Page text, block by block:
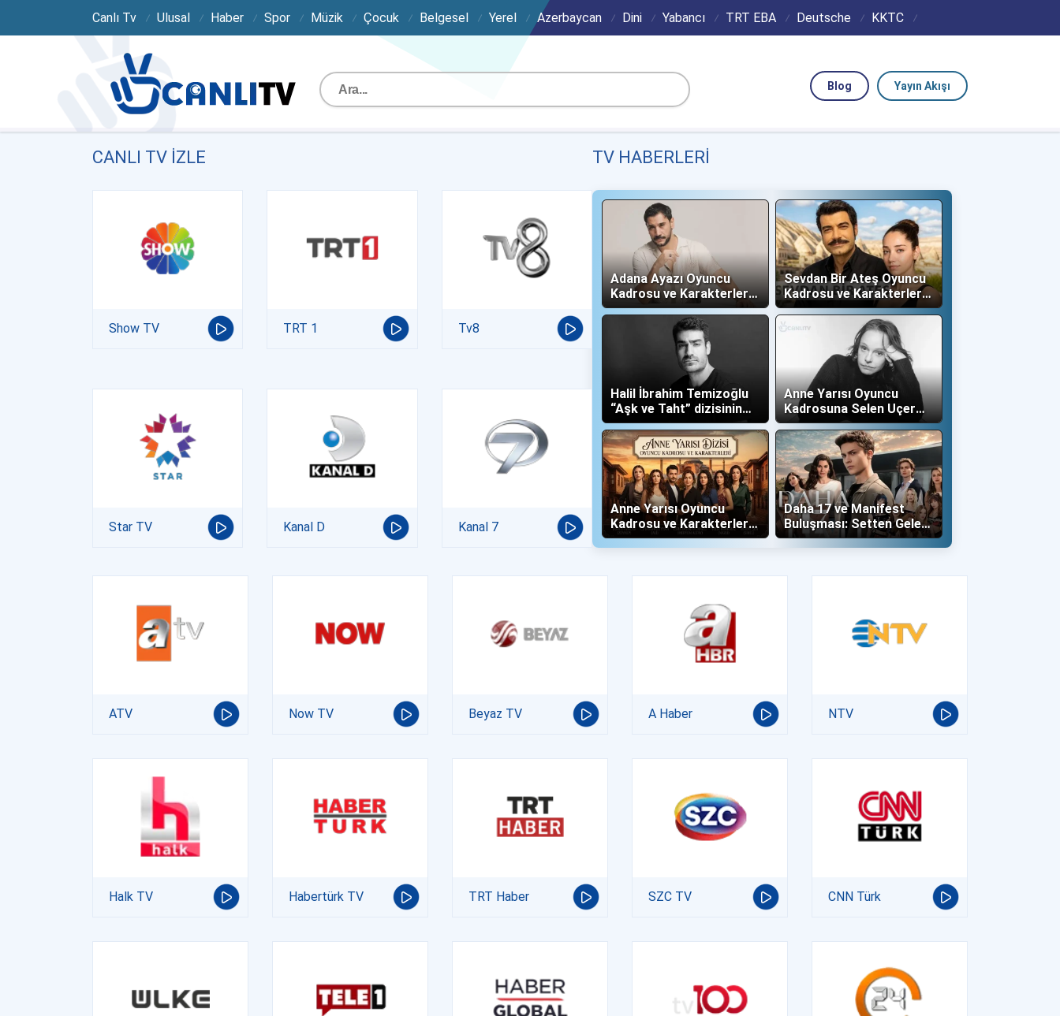
Canlı Tv Ulusal Haber Spor Müzik Çocuk Belgesel Yerel Azerbaycan Dini Yabancı TRT EBA Deutsche KKTC
Yayın Akışı
Blog
CANLI TV IZLE
Show TV TRT 1 Tv8
Star TV Kanal D Kanal 7
TV HABERLERI
Adana Ayazı Oyuncu
Kadrosu ve Karakterleri
(Now TV)
Sevdan Bir Ateş Oyuncu
Kadrosu ve Karakterleri
(Show TV)
Halil İbrahim Temizoğlu
“Aşk ve Taht” dizisinin
Yalboğan'ı Oldu
Anne Yarısı Oyuncu
Kadrosuna Selen Uçer
"Altın" Karakteri İle Dahil
Oldu!
Anne Yarısı Oyuncu
Kadrosu ve Karakterleri
(Now TV)
Daha 17 ve Manifest
Buluşması: Setten Gelen
İlk Kareler Büyüledi!
ATV Now TV Beyaz TV A Haber NTV
Halk TV Habertürk TV TRT Haber SZC TV CNN Türk